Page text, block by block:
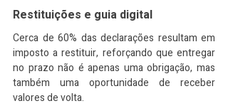
Restituições e guia digital
Cerca de 60% das declarações resultam em
imposto a restituir, reforçando que entregar
no prazo não é apenas uma obrigação, mas
também uma oportunidade de receber
valores de volta.